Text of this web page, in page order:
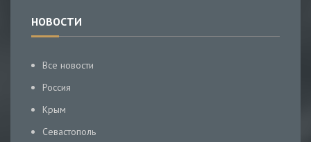
НОВОСТИ
Все новости
Россия
Крым
Севастополь